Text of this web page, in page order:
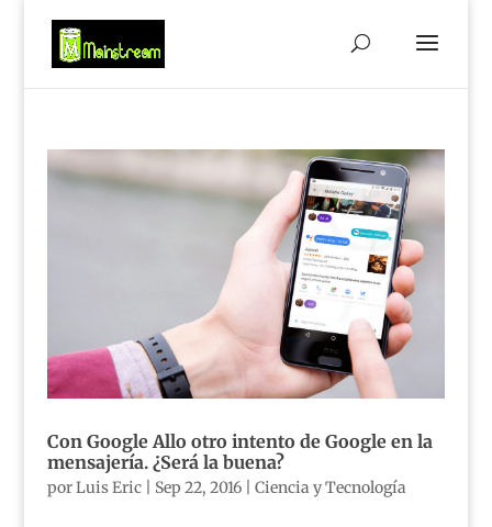
Con Google Allo otro intento de Google en la
mensajería. ¿Será la buena?
porLuis Eric| Sep 22, 2016| Ciencia y Tecnología